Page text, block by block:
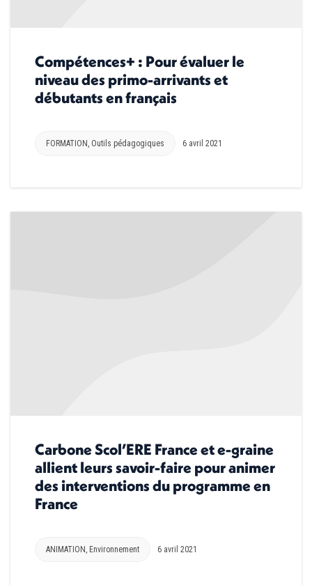
Compétences+ : Pour évaluer le
niveau des primo-arrivants et
débutants en français
FORMATION , Outils pédagogiques 6 avril 2021
Carbone Scol’ERE France et e-graine
allient leurs savoir-faire pour animer
des interventions du programme en
France
ANIMATION Environnement 6 avril 2021